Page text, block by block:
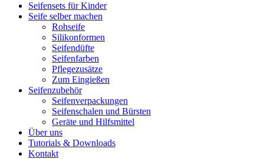
Seifensets für Kinder
Seife selber machen
Rohseife
Silikonformen
Seifendüfte
Seifenfarben
Pflegezusätze
Zum Eingießen
Seifenzubehör
Seifenverpackungen
Seifenschalen und Bürsten
Geräte und Hilfsmittel
Über uns
Tutorials & Downloads
Kontakt